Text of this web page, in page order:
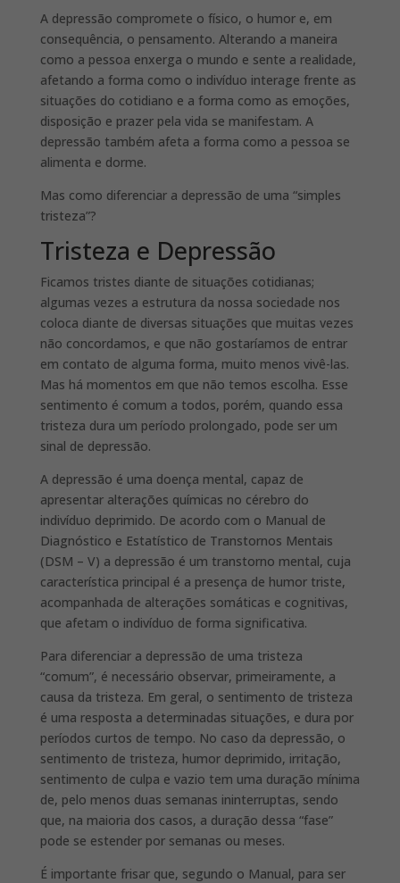
A depressão compromete o físico, o humor e, em
consequência, o pensamento. Alterando a maneira
como a pessoa enxerga o mundo e sente a realidade,
afetando a forma como o indivíduo interage frente as
situações do cotidiano e a forma como as emoções,
disposição e prazer pela vida se manifestam. A
depressão também afeta a forma como a pessoa se
alimenta e dorme.
Mas como diferenciar a depressão de uma “simples
tristeza”?
Tristeza e Depressão
Ficamos tristes diante de situações cotidianas;
algumas vezes a estrutura da nossa sociedade nos
coloca diante de diversas situações que muitas vezes
não concordamos, e que não gostaríamos de entrar
em contato de alguma forma, muito menos vivê-las.
Mas há momentos em que não temos escolha. Esse
sentimento é comum a todos, porém, quando essa
tristeza dura um período prolongado, pode ser um
sinal de depressão.
A depressão é uma doença mental, capaz de
apresentar alterações químicas no cérebro do
indivíduo deprimido. De acordo com o Manual de
Diagnóstico e Estatístico de Transtornos Mentais
(DSM – V) a depressão é um transtorno mental, cuja
característica principal é a presença de humor triste,
acompanhada de alterações somáticas e cognitivas,
que afetam o indivíduo de forma significativa.
Para diferenciar a depressão de uma tristeza
“comum”, é necessário observar, primeiramente, a
causa da tristeza. Em geral, o sentimento de tristeza
é uma resposta a determinadas situações, e dura por
períodos curtos de tempo. No caso da depressão, o
sentimento de tristeza, humor deprimido, irritação,
sentimento de culpa e vazio tem uma duração mínima
de, pelo menos duas semanas ininterruptas, sendo
que, na maioria dos casos, a duração dessa “fase”
pode se estender por semanas ou meses.
É importante frisar que, segundo o Manual, para ser